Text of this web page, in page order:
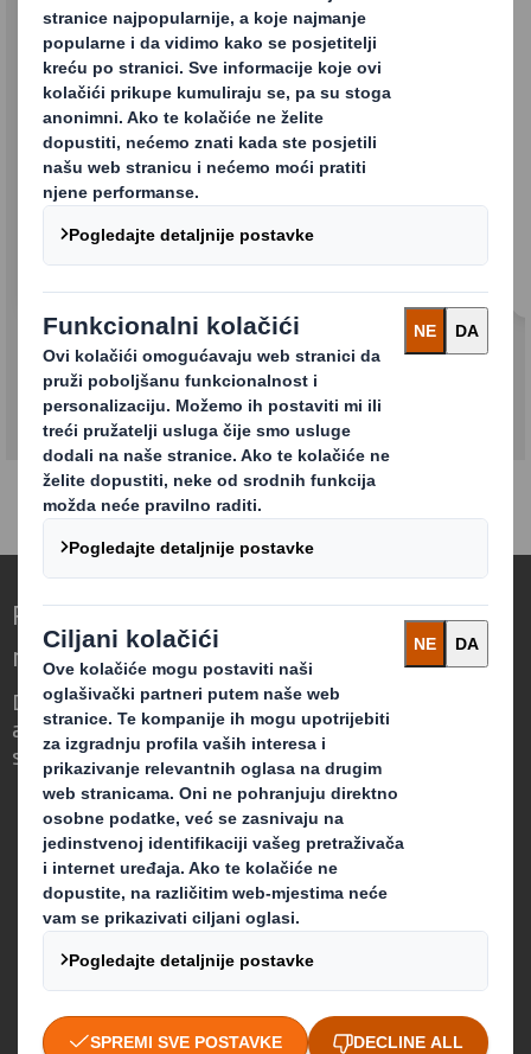
Pročitajte više o našoj strategiji održivosti
Redefiniranje ambalaže za svijet koji se
mijenja
Drugačiji smo jer vidimo priliku u tome što
ambalaža može imati ključnu ulogu u
svijetu koji se mijenja.
Tko smo
O kompaniji DS Smith
O kompaniji International Paper
O integraciji kompanija IP i DS Smith
Održivost